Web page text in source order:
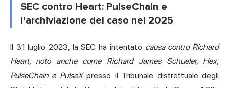
SEC contro Heart: PulseChain e
l'archiviazione del caso nel 2025
Il 31 luglio 2023, la SEC ha intentato causa contro Richard
Heart, noto anche come Richard James Schueler, Hex,
PulseChain e PulseXpresso il Tribunale distrettuale degli